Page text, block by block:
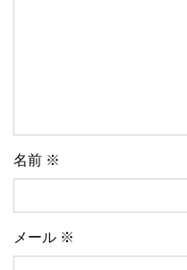
名前 ※
メール ※